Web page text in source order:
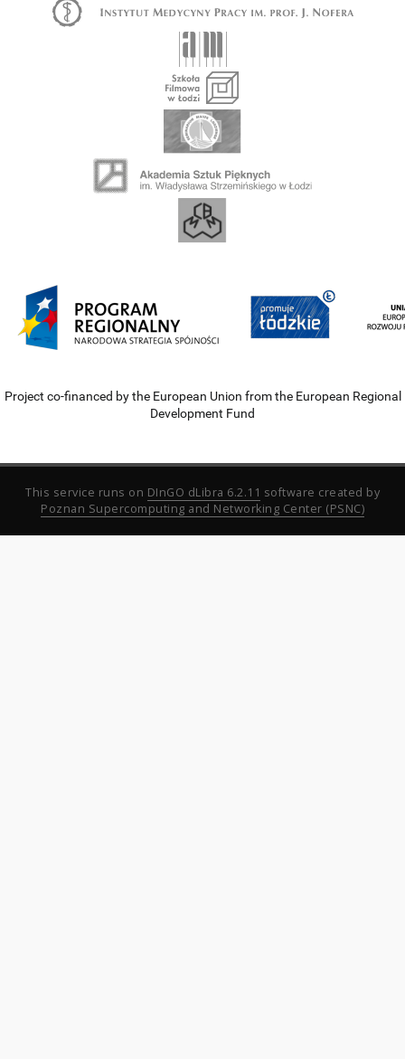
Project co-financed by the European Union from the European Regional
Development Fund
This service runs on DInGO dLibra 6.2.11 software created by
Poznan Supercomputing and Networking Center (PSNC)